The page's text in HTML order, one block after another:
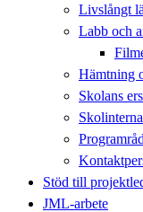
Livslångt
Labb och
Hämtning
Skolans
Stöd till
JML-arbete